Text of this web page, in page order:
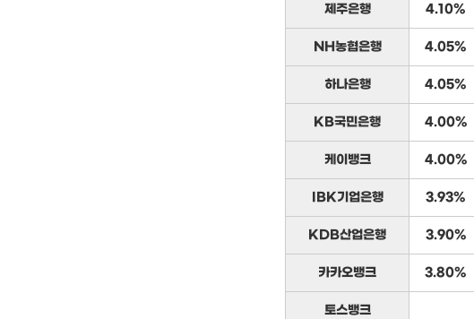
제주은행 4.10%
NH농협은행 4.05%
하나은행 4.05%
KB국민은행 4.00%
케이뱅크 4.00%
IBK기업은행 3.93%
KDB산업은행 3.90%
카카오뱅크 3.80%
토스뱅크